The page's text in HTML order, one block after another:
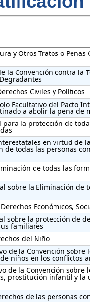
y Otros Tratos o
la Convención contra la
Civiles y Políticos
Facultativo del Pacto
a abolir la pena de
para la protección de
en virtud de
de todas las personas
de todas las
sobre la Eliminación de
Económicos,
sobre la protección de
familiares
del Niño
de la Convención sobre
niños en los conflictos
de la Convención sobre
prostitución infantil y la
de las personas